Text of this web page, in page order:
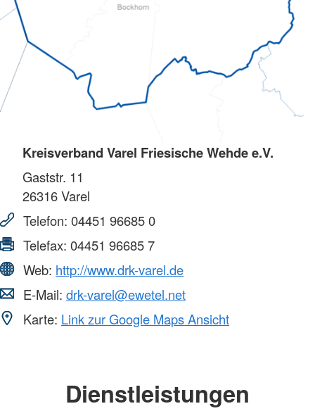
Kreisverband Varel Friesische Wehde e.V.
Gaststr. 11
26316Varel
Telefon: 04451 96685 0
Telefax: 04451 96685 7
Web: http://www.drk-varel.de
E-Mail: drk-varel@ewetel.net
Karte: Link zur Google Maps Ansicht
Dienstleistungen